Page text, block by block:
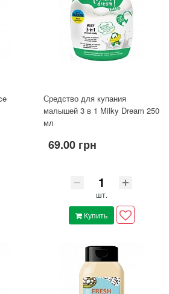
Средство для купания
малышей 3 в 1 Milky Dream 250
мл
69.00 грн
шт.
Купить